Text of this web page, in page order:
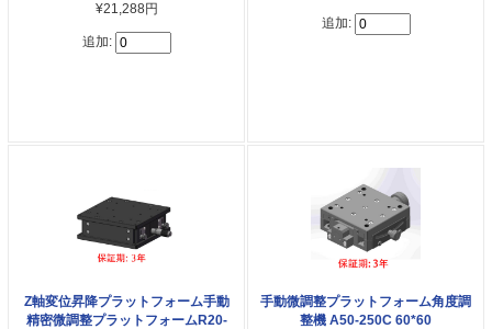
¥21,288円
追加:
追加:
Z軸変位昇降プラットフォーム手動
精密微調整プラットフォームR20-
手動微調整プラットフォーム角度調
整機 A50-250C 60*60